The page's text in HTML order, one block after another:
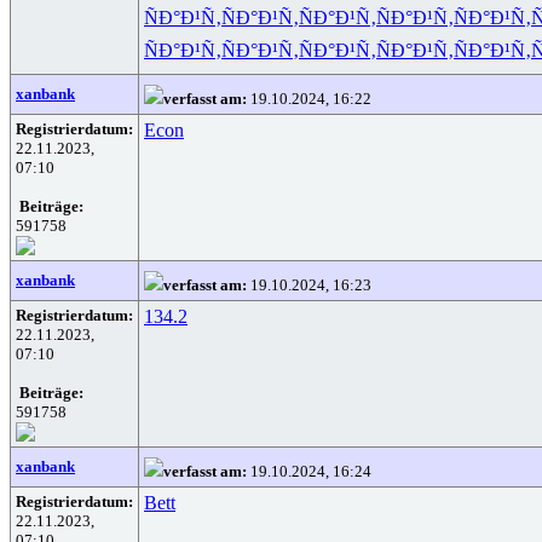
ÑÐ°Ð¹Ñ‚ÑÐ°Ð¹Ñ‚ÑÐ°Ð¹Ñ‚ÑÐ°Ð¹Ñ‚ÑÐ°Ð¹Ñ‚
ÑÐ°Ð¹Ñ‚ÑÐ°Ð¹Ñ‚ÑÐ°Ð¹Ñ‚ÑÐ°Ð¹Ñ‚ÑÐ°Ð¹Ñ‚
xanbank verfasst am: 19.10.2024, 16:22
Registrierdatum:
22.11.2023,
07:10
Beiträge:
591758
Econ
xanbank verfasst am: 19.10.2024, 16:23
Registrierdatum:
22.11.2023,
07:10
Beiträge:
591758
134.2
xanbank verfasst am: 19.10.2024, 16:24
Registrierdatum:
22.11.2023,
Bett